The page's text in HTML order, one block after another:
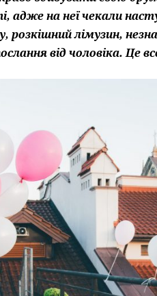
адже на неї чекали
розкішний лімузин,
від чоловіка. Це